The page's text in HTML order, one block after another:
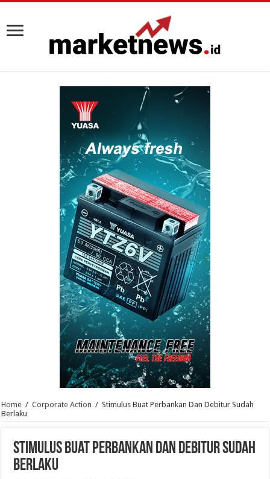
Home / Corporate Action / Stimulus Buat Perbankan Dan Debitur Sudah
Berlaku
Stimulus Buat Perbankan Dan Debitur Sudah
Berlaku